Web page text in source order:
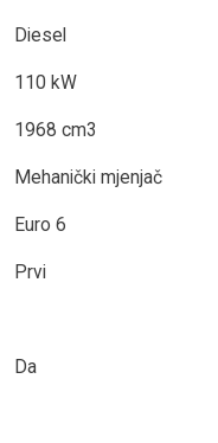
Diesel
110 kW
1968 cm3
Mehanički mjenjač
Euro 6
Prvi
Da